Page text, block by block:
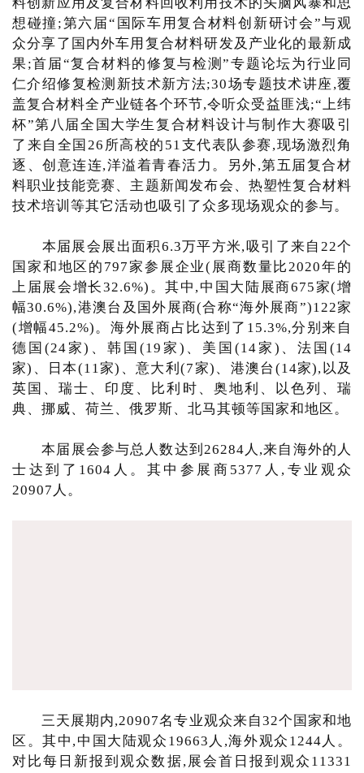
想碰撞;第六届“国际车用复合材料创新研讨会”与观
众分享了国内外车用复合材料研发及产业化的最新成
果;首届“复合材料的修复与检测”专题论坛为行业同
仁介绍修复检测新技术新方法;30场专题技术讲座,覆
盖复合材料全产业链各个环节,令听众受益匪浅;“上纬
杯”第八届全国大学生复合材料设计与制作大赛吸引
了来自全国26所高校的51支代表队参赛,现场激烈角
逐、创意连连,洋溢着青春活力。另外,第五届复合材
料职业技能竞赛、主题新闻发布会、热塑性复合材料
技术培训等其它活动也吸引了众多现场观众的参与。
本届展会展出面积6.3万平方米,吸引了来自22个
国家和地区的797家参展企业(展商数量比2020年的
上届展会增长32.6%)。其中,中国大陆展商675家(增
幅30.6%),港澳台及国外展商(合称“海外展商”)122家
(增幅45.2%)。海外展商占比达到了15.3%,分别来自
德国(24家)、韩国(19家)、美国(14家)、法国(14
家)、日本(11家)、意大利(7家)、港澳台(14家),以及
英国、瑞士、印度、比利时、奥地利、以色列、瑞
典、挪威、荷兰、俄罗斯、北马其顿等国家和地区。
本届展会参与总人数达到26284人,来自海外的人
士达到了1604人。其中参展商5377人,专业观众
20907人。
三天展期内,20907名专业观众来自32个国家和地
区。其中,中国大陆观众19663人,海外观众1244人。
对比每日新报到观众数据,展会首日报到观众11331